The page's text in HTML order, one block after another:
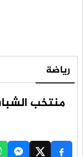
رياضة
منتخب